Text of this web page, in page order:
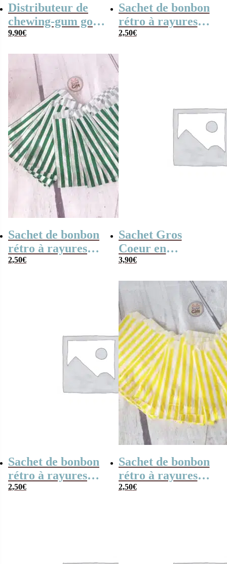
Distributeur de
chewing-gum goût
fruits – Rouge –
9,90€
Sachet de bonbon
rétro à rayures
noires et blanches
2,50€
Sachet de bonbon
rétro à rayures
vertes et blanches
2,50€
Sachet Gros
Coeur en
guimauve x 15 –
amoureuse”
3,90€
Sachet de bonbon
rétro à rayures
bleues et blanches
2,50€
Sachet de bonbon
rétro à rayures
jaunes et blanches
2,50€